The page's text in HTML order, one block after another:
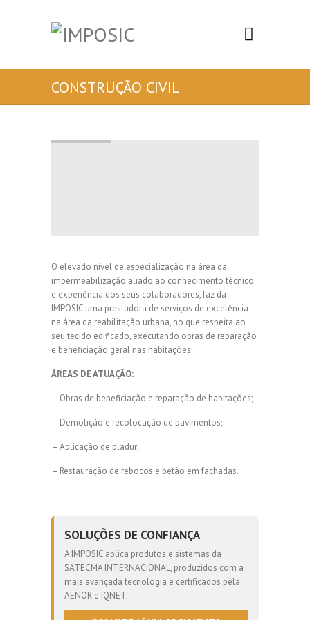
CONSTRUÇÃO CIVIL
O elevado nível de especialização na área da
impermeabilização aliado ao conhecimento técnico
e experiência dos seus colaboradores, faz da
IMPOSIC uma prestadora de serviços de excelência
na área da reabilitação urbana, no que respeita ao
seu tecido edificado, executando obras de reparação
e beneficiação geral nas habitações.
ÁREAS DE ATUAÇÃO:
– Obras de beneficiação e reparação de habitações;
– Demolição e recolocação de pavimentos;
– Aplicação de pladur;
– Restauração de rebocos e betão em fachadas.
SOLUÇÕES DE CONFIANÇA
A IMPOSIC aplica produtos e sistemas da
SATECMA INTERNACIONAL, produzidos com a
mais avançada tecnologia e certificados pela
AENOR e IQNET.